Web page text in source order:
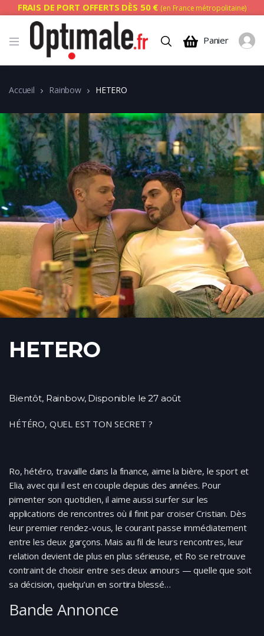
FRAIS DE PORT OFFERTS DÈS 50 € (en France métropolitaine)
Panier
Accueil Rainbow HETERO
HETERO
Bientôt, Rainbow, Disponible le 27 août
HÉTÉRO, QUEL EST TON SECRET ?
Ro, hétéro, travaille dans la finance, aime la bière, le sport et
Elia, avec qui il est en couple depuis des années. Pour
pimenter son quotidien, il aime aussi surfer sur les
applications de rencontres où il finit par croiser Cristian. Dès
leur premier rendez-vous, le courant passe immédiatement
entre les deux garçons. Mais au fil de leurs rencontres, leur
relation devient de plus en plus sérieuse, et Ro se retrouve
contraint de choisir entre ses deux amours — quelle que soit
sa décision, quelqu’un en sortira blessé…
Bande Annonce